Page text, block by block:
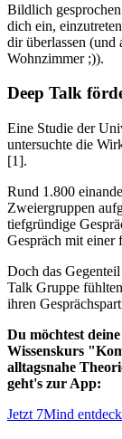
Bildlich
dich ein,
dir überlassen
Wohnzimmer ;)).
Deep Talk
Eine Studie der
untersuchte die
[1].
Rund 1.800
Zweiergruppen
tiefgründige
Gespräch mit einer
Doch das
Talk Gruppe
ihren
Du möchtest
Wissenskurs
alltagsnahe
geht's zur App:
Jetzt 7Mind